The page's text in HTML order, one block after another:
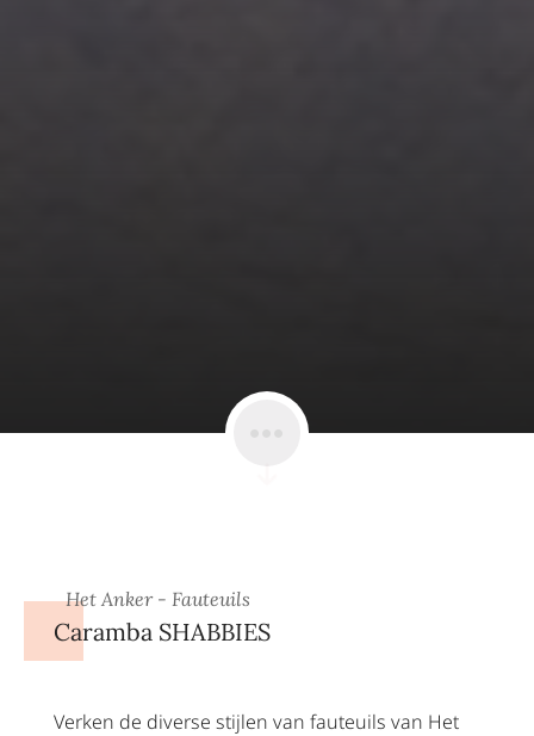
Het Anker - Fauteuils
Caramba SHABBIES
Verken de diverse stijlen van fauteuils van Het